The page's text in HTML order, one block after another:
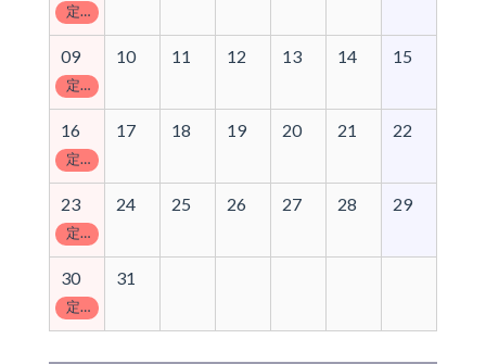
定休日
09
定休日
10 11 12 13 14 15
16
定休日
17 18 19 20 21 22
23
定休日
24 25 26 27 28 29
30
定休日
31